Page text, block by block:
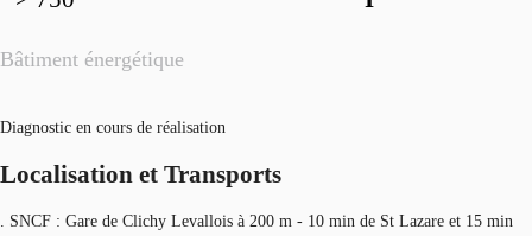
Bâtiment énergétique
Diagnostic en cours de réalisation
Localisation et Transports
. SNCF : Gare de Clichy Levallois à 200 m - 10 min de St Lazare et 15 min